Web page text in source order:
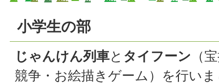
小学生の部
じゃんけん列車と タイフーン （
競争・お絵描きゲーム）を行い